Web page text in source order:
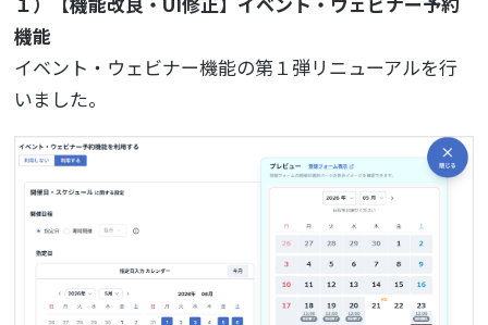
機能
イベント・ウェビナー機能の第１弾リニューアルを行
いました。